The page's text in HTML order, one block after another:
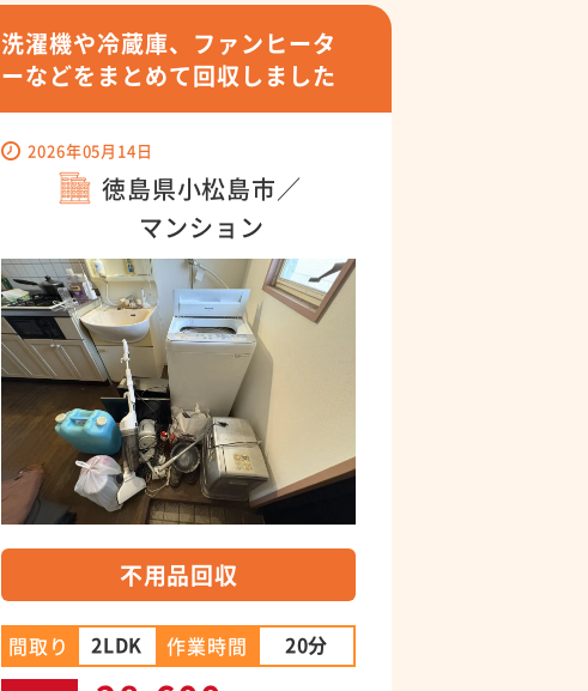
洗濯機や冷蔵庫、ファンヒータ
ーなどをまとめて回収しました
2026年05月14日
徳島県小松島市／
マンション
不用品回収
間取り 2LDK 作業時間 20分